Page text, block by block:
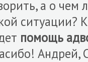
а о чем
ситуации?
помощь
Андрей,